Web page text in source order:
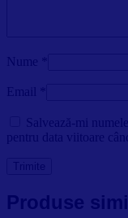
Nume
Email
Salvează-mi
pentru data viitoare
Produse